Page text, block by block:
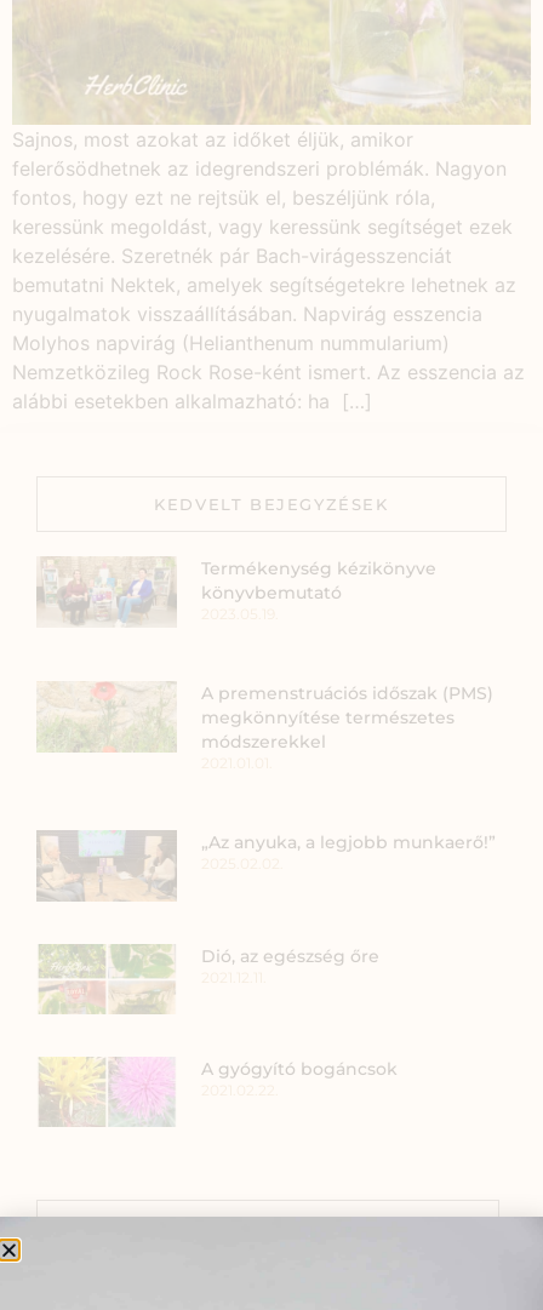
Sajnos, most azokat az időket éljük, amikor
felerősödhetnek az idegrendszeri problémák. Nagyon
fontos, hogy ezt ne rejtsük el, beszéljünk róla,
keressünk megoldást, vagy keressünk segítséget ezek
kezelésére. Szeretnék pár Bach-virágesszenciát
bemutatni Nektek, amelyek segítségetekre lehetnek az
nyugalmatok visszaállításában. Napvirág esszencia
Molyhos napvirág (Helianthenum nummularium)
Nemzetközileg Rock Rose-ként ismert. Az esszencia az
alábbi esetekben alkalmazható: ha […]
KEDVELT BEJEGYZÉSEK
Termékenység kézikönyve
könyvbemutató
A premenstruációs időszak (PMS)
megkönnyítése természetes
módszerekkel
„Az anyuka, a legjobb munkaerő!”
Dió, az egészség őre
A gyógyító bogáncsok